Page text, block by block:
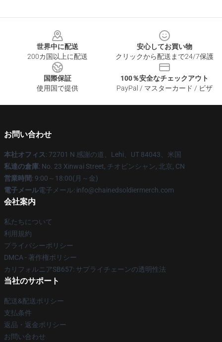
世界中に配送
200カ国以上に配送
安心してお買い物
クリックから配送まで24/7保護
国際保証
使用国で提供
100％安全なチェックアウト
PayPal / マスターカード / ビザ
お問い合わせ
本社オフィス: 72701 N 感謝の道、Lehi、UT 84043、米国
私達の倉庫: No. 23 Xinwai Street, チオビンシャン, 北京, CN
営業時間: 9:00～18:00(月～金)
電子メール電子メール: info@chainedsoldiermerch.com
会社案内
私たちについて
利用規約
プライバシーポリシー
DMCA - 著作権ポリシー
カリフォルニアSB657: サプライチェーンの透明性法
当社のサポート
配送&配送ポリシー
支払条件
返品・返金ポリシー
お問い合わせ